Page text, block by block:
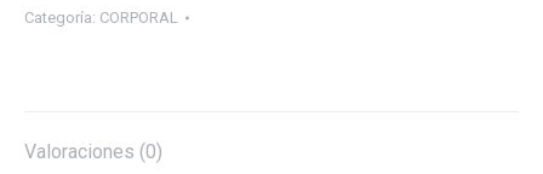
Categoría: CORPORAL
Valoraciones (0)